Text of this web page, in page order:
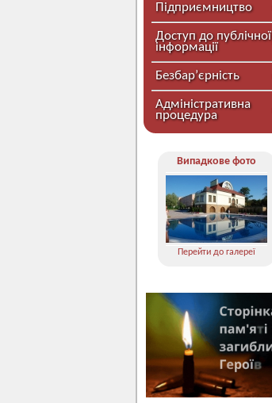
Підприємництво
Доступ до публічної
інформації
Безбар’єрність
Адміністративна
процедура
Випадкове фото
Перейти до галереї